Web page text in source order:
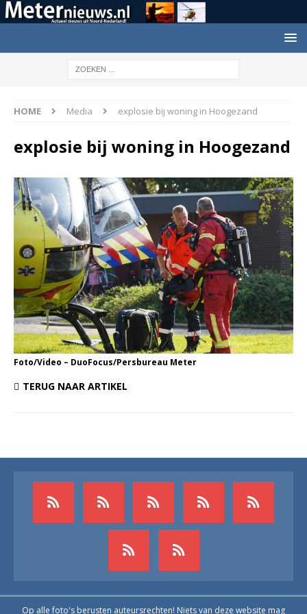
HOME Media explosie bij woning in Hoogezand
explosie bij woning in Hoogezand
Foto/Video – DuoFocus/Persbureau Meter
TERUG NAAR ARTIKEL
Op alle foto's berusten auteursrechten! Niets van deze website mag